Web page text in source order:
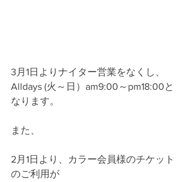
3月1日よりナイター営業をなくし、
Alldays (火～日）am9:00～pm18:00と
なります。
また、
2月1日より、カラー会員様のチケット
のご利用が